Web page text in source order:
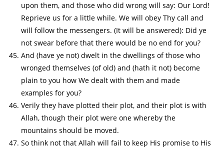
upon them, and those who did wrong will say: Our Lord!
Reprieve us for a little while. We will obey Thy call and
will follow the messengers. (It will be answered): Did ye
not swear before that there would be no end for you?
And (have ye not) dwelt in the dwellings of those who
wronged themselves (of old) and (hath it not) become
plain to you how We dealt with them and made
examples for you?
Verily they have plotted their plot, and their plot is with
Allah, though their plot were one whereby the
mountains should be moved.
So think not that Allah will fail to keep His promise to His